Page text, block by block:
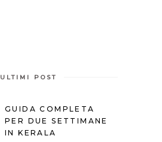
ULTIMI POST
GUIDA COMPLETA
PER DUE SETTIMANE
IN KERALA